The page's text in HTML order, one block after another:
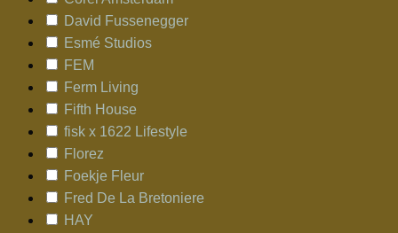
David Fussenegger
Esmé Studios
FEM
Ferm Living
Fifth House
fisk x 1622 Lifestyle
Florez
Foekje Fleur
Fred De La Bretoniere
HAY